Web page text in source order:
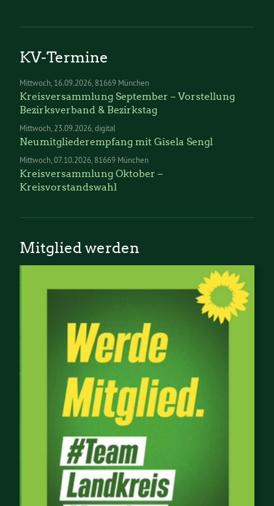
KV-Termine
Mittwoch 16.09.2026 81669 München
Kreisversammlung September – Vorstellung
Bezirksverband & Bezirkstag
Mittwoch 23.09.2026 digital
Neumitgliederempfang mit Gisela Sengl
Mittwoch 07.10.2026 81669 München
Kreisversammlung Oktober –
Kreisvorstandswahl
Mitglied werden